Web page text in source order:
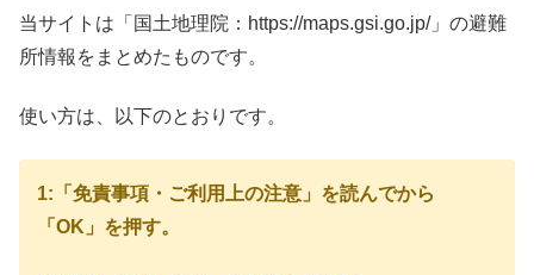
当サイトは「国土地理院：https://maps.gsi.go.jp/」の避難
所情報をまとめたものです。
使い方は、以下のとおりです。
1:「免責事項・ご利用上の注意」を読んでから
「OK」を押す。